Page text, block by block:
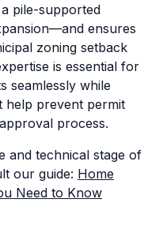
pile-supported
ensures
zoning setback
is essential for
seamlessly while
help prevent permit
process.
and technical stage of
our guide: Home
Need to Know